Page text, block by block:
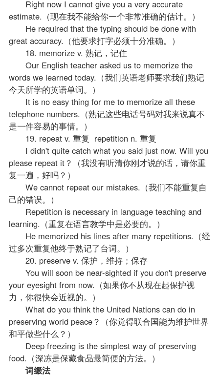
Right now I cannot give you a very accurate
estimate.（现在我不能给你一个非常准确的估计。）
He required that the typing should be done with
great accuracy.（他要求打字必须十分准确。）
18. memorize v. 熟记，记住
Our English teacher asked us to memorize the
words we learned today.（我们英语老师要求我们熟记
今天所学的英语单词。）
It is no easy thing for me to memorize all these
telephone numbers.（熟记这些电话号码对我来说真不
是一件容易的事情。）
19. repeat v. 重复 repetition n. 重复
I didn't quite catch what you said just now. Will you
please repeat it？（我没有听清你刚才说的话，请你重
复一遍，好吗？）
We cannot repeat our mistakes.（我们不能重复自
己的错误。）
Repetition is necessary in language teaching and
learning.（重复在语言教学中是必要的。）
He memorized his lines after many repetitions.（经
过多次重复他终于熟记了台词。）
20. preserve v. 保护，维持；保存
You will soon be near-sighted if you don't preserve
your eyesight from now.（如果你不从现在起保护视
力，你很快会近视的。）
What do you think the United Nations can do in
preserving world peace？（你觉得联合国能为维护世界
和平做些什么？）
Deep freezing is the simplest way of preserving
food.（深冻是保藏食品最简便的方法。）
词缀法